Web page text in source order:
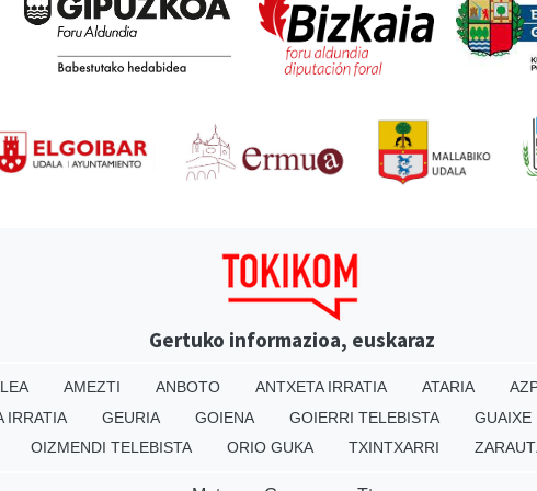
Gertuko informazioa, euskaraz
AMEZTI ANBOTO ANTXETA IRRATIA ATARIA
IRRATIA GEURIA GOIENA GOIERRI TELEBISTA
GUAIXE
OIZMENDI TELEBISTA ORIO GUKA TXINTXARRI